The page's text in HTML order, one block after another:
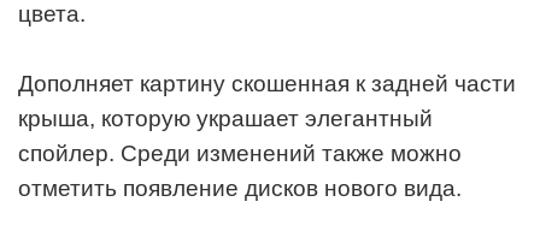
цвета.
Дополняет картину скошенная к задней части
крыша, которую украшает элегантный
спойлер. Среди изменений также можно
отметить появление дисков нового вида.